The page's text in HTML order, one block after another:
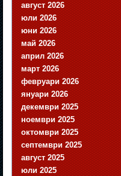
август 2026
юли 2026
юни 2026
май 2026
април 2026
март 2026
февруари 2026
януари 2026
декември 2025
ноември 2025
октомври 2025
септември 2025
август 2025
юли 2025